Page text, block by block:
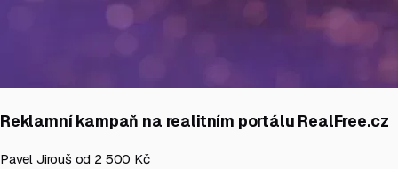
Reklamní kampaň na realitním portálu RealFree.cz
Pavel Jirouš od 2 500 Kč